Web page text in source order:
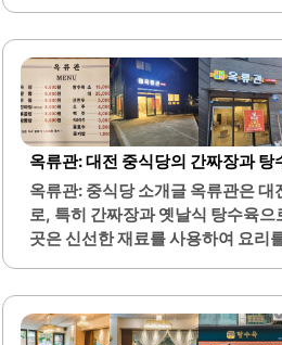
료로 조리되어 맛이 뛰어납니다.특
고 해물이 푸짐하여 많은 손님들에
수육은 육즙이 가득하고 바삭한 식
며, 멘보샤와 같은 다양한 메뉴도
장과 같은 특별한 요리도 있어 선택
고 평촌점은 가족 단위 손님이나 단
을 마련하고 있어, 편안한 분위기에
다. 런치 코스와 세트 메뉴는 가격
며, 아이들과 함께 방문하기에도..
옥류관: 대전 중식당의 간짜장과 탕
옥류관: 중식당 소개글 옥류관은
로, 특히 간짜장과 옛날식 탕수육
곳은 신선한 재료를 사용하여 요리
한 식감과 함께 오렌지 소스가 곁들
공합니다. 대전 운전면허시험장 근